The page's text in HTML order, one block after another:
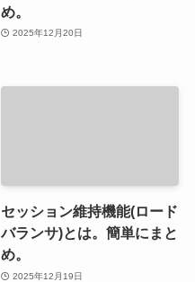
め。
2025年12月20日
セッション維持機能(ロード
バランサ)とは。簡単にまと
め。
2025年12月19日